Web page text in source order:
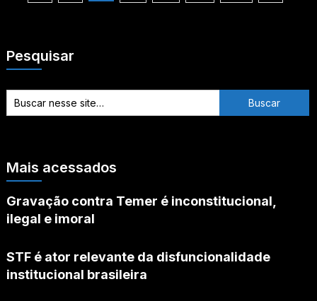
Pesquisar
Mais acessados
Gravação contra Temer é inconstitucional,
ilegal e imoral
STF é ator relevante da disfuncionalidade
institucional brasileira